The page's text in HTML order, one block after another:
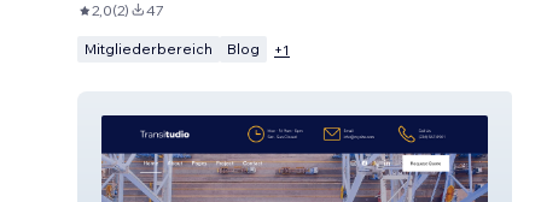
2,0(2) 47
Mitgliederbereich Blog +1